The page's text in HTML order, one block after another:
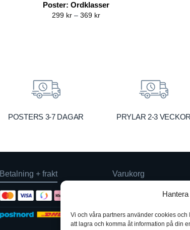
Vi och våra partners använder cookies
att lagra och komma åt information på din
Poster: Ordklasser
299 kr – 369 krPrice
POSTERS 3-7 DAGAR PRYLAR 2-3 VECKOR
Betalning + frakt Varukorg
Inga produkter i
GÅ TILLBAKA TILL